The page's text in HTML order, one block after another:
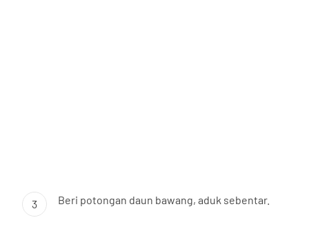
3 Beri potongan daun bawang, aduk sebentar.